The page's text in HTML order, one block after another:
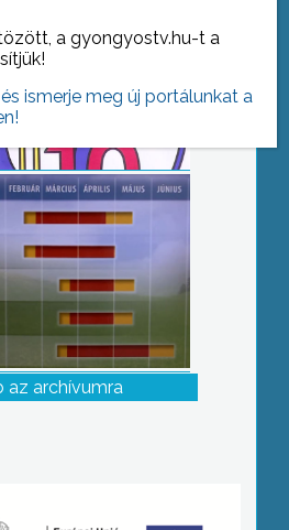
pollenszezon
az archívumra
a gyongyostv.hu-t a
ismerje meg új portálunkat a